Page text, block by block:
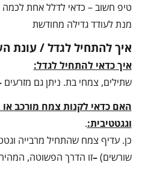
טיפ חשוב – כדאי לדלל אחת
מנת לעודד גדילה מחודשת
איך להתחיל לגדל / עונת
איך כדאי להתחיל לגדל:
שתילים, צמחי בת. ניתן גם מזרעים
האם כדאי לקנות צמח מורכב
וגגטטיבית:.
כן. עדיף צמח שהתחיל מרבייה
שורשים)–זו הדרך הפשוטה,